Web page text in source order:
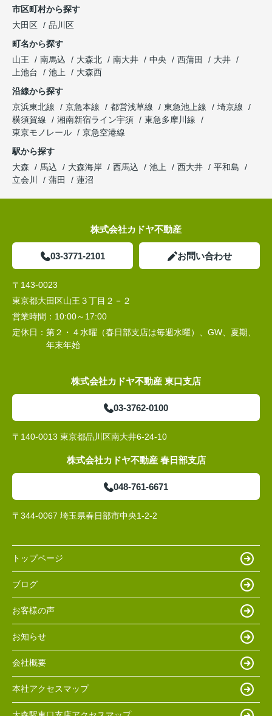
市区町村から探す
大田区
品川区
町名から探す
山王
南馬込 大森北 南大井 中央 西蒲田
大井
上池台
池上
大森西
沿線から探す
京浜東北線
京急本線 都営浅草線 東急池上線
埼京線
横須賀線
湘南新宿ライン宇須
東急多摩川線
東京モノレール
京急空港線
駅から探す
大森
馬込 大森海岸 西馬込 池上 西大井
平和島
立会川
蒲田 蓮沼
株式会社カドヤ不動産
03-3771-2101 お問い合わせ
〒143-0023
東京都大田区山王３丁目２－２
営業時間： 10:00～17:00
定休日： 第２・４水曜（春日部支店は毎週水曜）、GW、夏期、
年末年始
株式会社カドヤ不動産 東口支店
03-3762-0100
〒140-0013 東京都品川区南大井6-24-10
株式会社カドヤ不動産 春日部支店
048-761-6671
〒344-0067 埼玉県春日部市中央1-2-2
トップページ
ブログ
お客様の声
お知らせ
会社概要
本社アクセスマップ